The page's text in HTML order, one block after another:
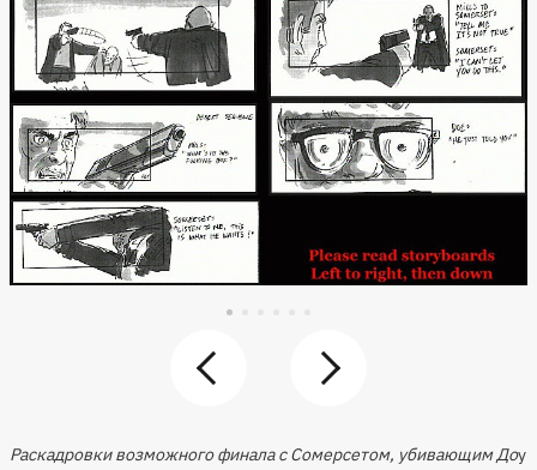
Раскадровки возможного финала с Сомерсетом, убивающим Доу